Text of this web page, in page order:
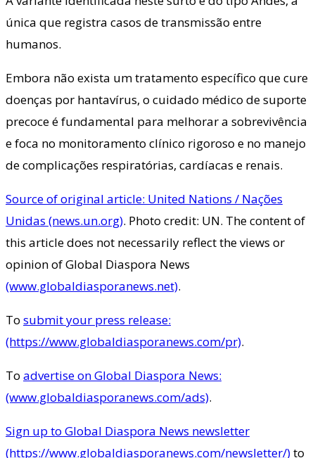
única que registra casos de transmissão entre
humanos.
Embora não exista um tratamento específico que cure
doenças por hantavírus, o cuidado médico de suporte
precoce é fundamental para melhorar a sobrevivência
e foca no monitoramento clínico rigoroso e no manejo
de complicações respiratórias, cardíacas e renais.
Source of original article: United Nations / Nações
Unidas (news.un.org). Photo credit: UN. The content of
this article does not necessarily reflect the views or
opinion of Global Diaspora News
(www.globaldiasporanews.net).
To submit your press release:
(https://www.globaldiasporanews.com/pr).
To advertise on Global Diaspora News:
(www.globaldiasporanews.com/ads).
Sign up to Global Diaspora News newsletter
(https://www.globaldiasporanews.com/newsletter/)to